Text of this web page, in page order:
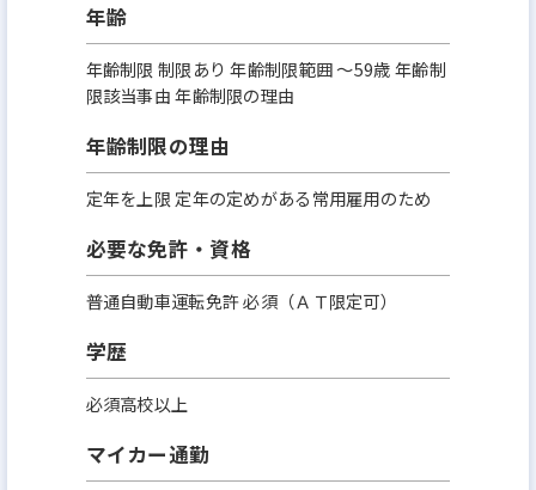
年齢
年齢制限 制限あり 年齢制限範囲 〜59歳 年齢制
限該当事由 年齢制限の理由
年齢制限の理由
定年を上限 定年の定めがある常用雇用のため
必要な免許・資格
普通自動車運転免許 必須（ＡＴ限定可）
学歴
必須高校以上
マイカー通勤